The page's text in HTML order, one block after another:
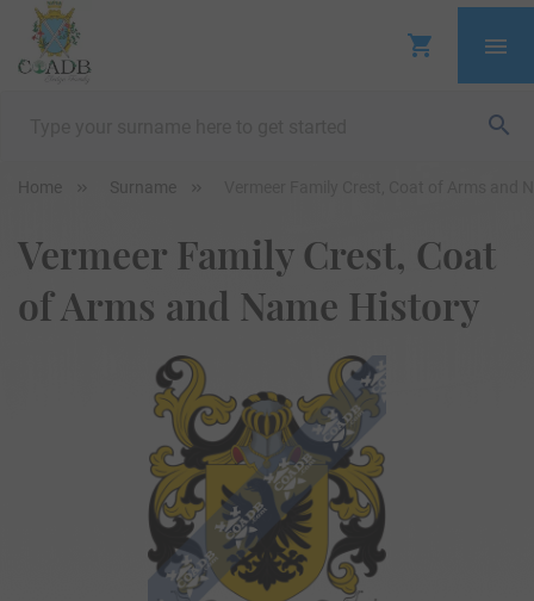
Home Surname
Vermeer Family Crest, Coat
of Arms and Name History